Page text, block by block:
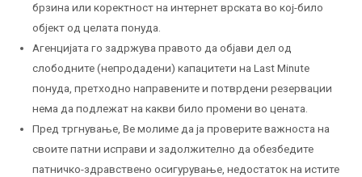
брзина или коректност на интернет врската во кој-било
објект од целата понуда.
Агенцијата го задржува правото да објави дел од
слободните (непродадени) капацитети на Last Minute
понуда, претходно направените и потврдени резервации
нема да подлежат на какви било промени во цената.
Пред тргнување, Ве молиме да ја проверите важноста на
своите патни исправи и задолжително да обезбедите
патничко-здравствено осигурување, недостаток на истите